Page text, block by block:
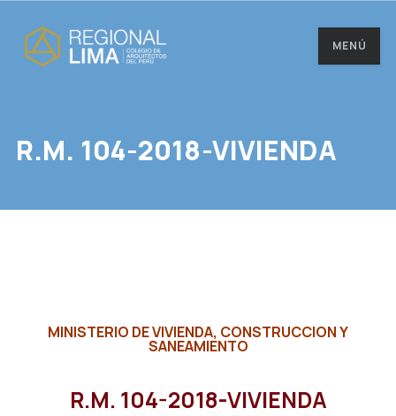
MENÚ
R.M. 104-2018-VIVIENDA
MINISTERIO DE VIVIENDA, CONSTRUCCION Y
SANEAMIENTO
R.M. 104-2018-VIVIENDA